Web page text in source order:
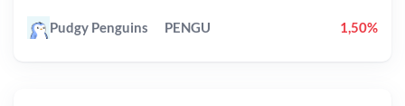
Pudgy Penguins PENGU 1,50%